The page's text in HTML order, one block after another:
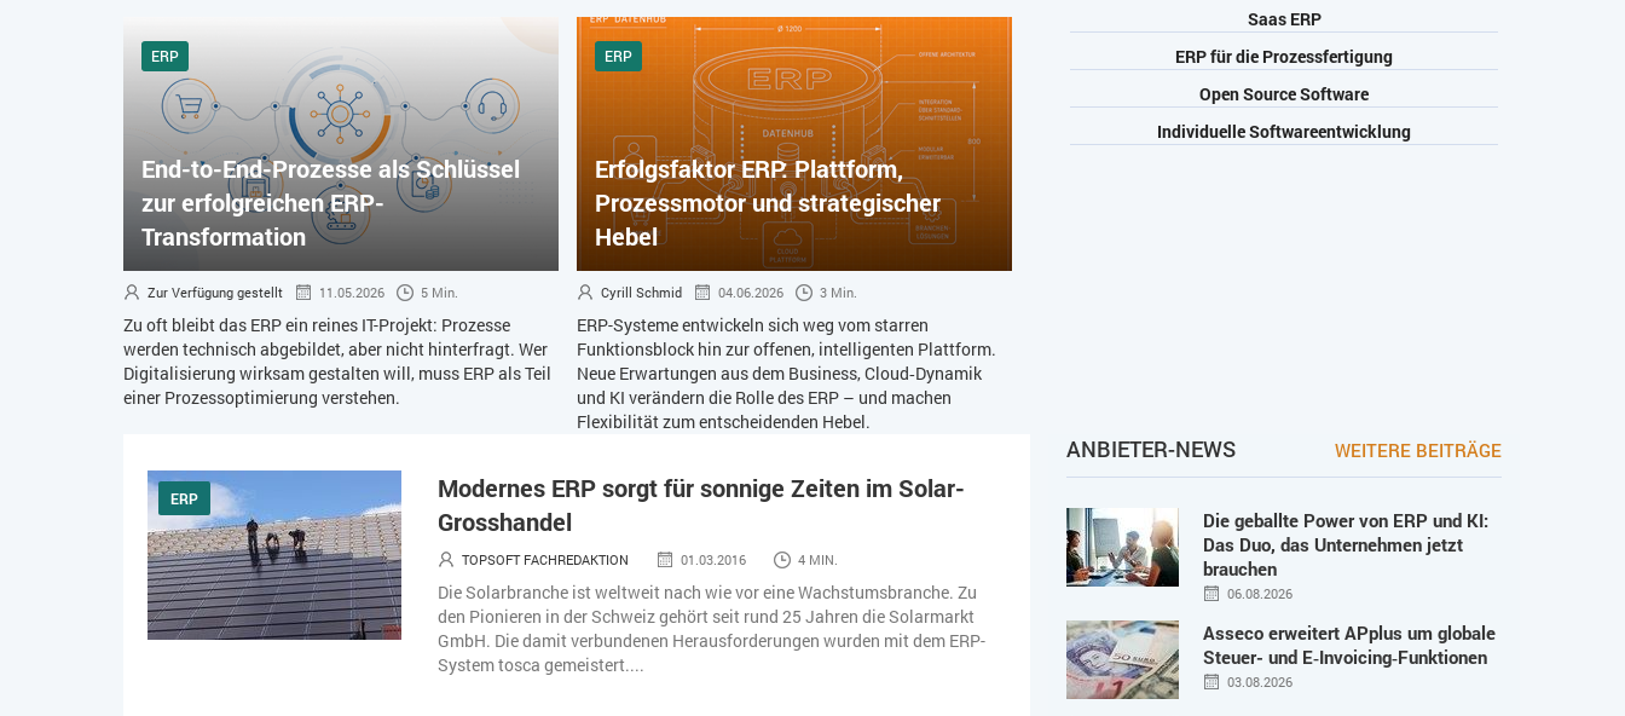
ERP
End-to-End-Prozesse als Schlüssel
zur erfolgreichen ERP-
Transformation
Zur Verfügung gestellt 11.05.2026 5 Min.
Zu oft bleibt das ERP ein reines IT-Projekt: Prozesse
werden technisch abgebildet, aber nicht hinterfragt. Wer
Digitalisierung wirksam gestalten will, muss ERP als Teil
einer Prozessoptimierung verstehen.
ERP
Erfolgsfaktor ERP: Plattform,
Prozessmotor und strategischer
Hebel
Cyrill Schmid 04.06.2026 3 Min.
ERP-Systeme entwickeln sich weg vom starren
Funktionsblock hin zur offenen, intelligenten Plattform.
Neue Erwartungen aus dem Business, Cloud‑Dynamik
und KI verändern die Rolle des ERP – und machen
Flexibilität zum entscheidenden Hebel.
Saas ERP
ERP für die Prozessfertigung
Open Source Software
Individuelle Softwareentwicklung
ERP
Modernes ERP sorgt für sonnige Zeiten im Solar-
Grosshandel
TOPSOFT FACHREDAKTION 01.03.2016 4 MIN.
Die Solarbranche ist weltweit nach wie vor eine Wachstumsbranche. Zu
den Pionieren in der Schweiz gehört seit rund 25 Jahren die Solarmarkt
GmbH. Die damit verbundenen Herausforderungen wurden mit dem ERP-
System tosca gemeistert....
ANBIETER-NEWS WEITERE BEITRÄGE
Die geballte Power von ERP und KI:
Das Duo, das Unternehmen jetzt
brauchen
06.08.2026
Asseco erweitert APplus um globale
Steuer- und E‑Invoicing‑Funktionen
03.08.2026